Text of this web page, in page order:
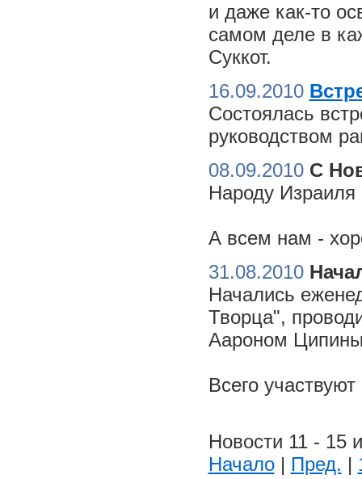
и даже как-то
самом деле в
Суккот.
16.09.2010
Состоялась
руководством
08.09.2010 С
Народу Израиля
А всем нам -
31.08.2010
Начались
Творца",
Аароном
Всего
Новости 11 - 15
Начало| Пред. |